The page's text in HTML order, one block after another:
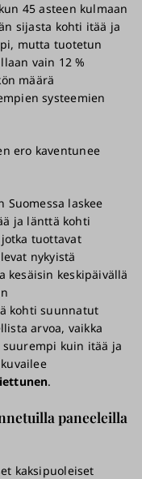
45 asteen kulmaan
sijasta kohti itää ja
mutta tuotetun
vain 12 %
määrä
systeemien
ero kaventunee
laskee
ja länttä kohti
tuottavat
nykyistä
kesäisin keskipäivällä
kohti suunnatut
arvoa, vaikka
kuin itää ja
.
paneeleilla
kaksipuoleiset